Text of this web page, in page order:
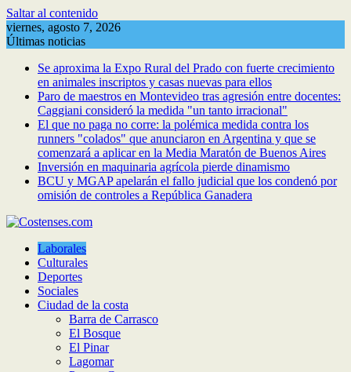
Saltar al contenido
viernes, agosto 7, 2026
Últimas noticias
Se aproxima la Expo Rural del Prado con fuerte crecimiento
en animales inscriptos y casas nuevas para ellos
Paro de maestros en Montevideo tras agresión entre docentes:
Caggiani consideró la medida "un tanto irracional"
El que no paga no corre: la polémica medida contra los
runners "colados" que anunciaron en Argentina y que se
comenzará a aplicar en la Media Maratón de Buenos Aires
Inversión en maquinaria agrícola pierde dinamismo
BCU y MGAP apelarán el fallo judicial que los condenó por
omisión de controles a República Ganadera
Laborales
Culturales
Deportes
Sociales
Ciudad de la costa
Barra de Carrasco
El Bosque
El Pinar
Lagomar